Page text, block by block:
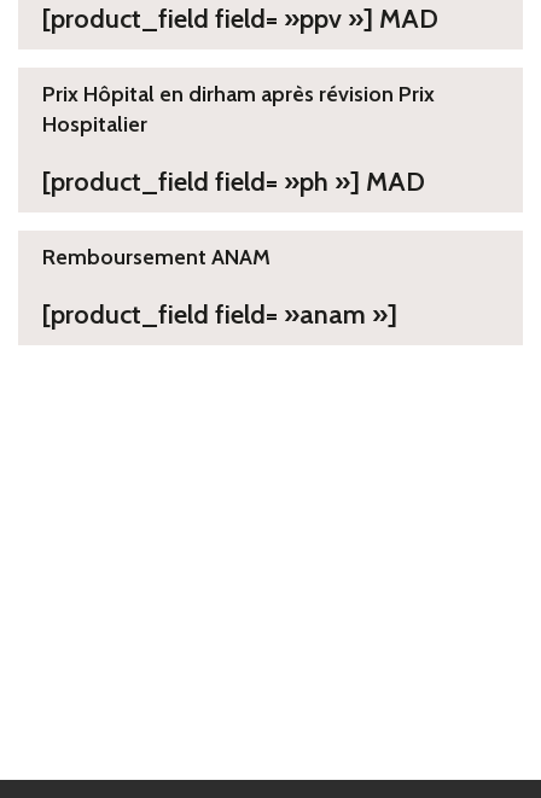
[product_field field= »ppv »] MAD
Prix Hôpital en dirham après révision Prix
Hospitalier
[product_field field= »ph »] MAD
Remboursement ANAM
[product_field field= »anam »]